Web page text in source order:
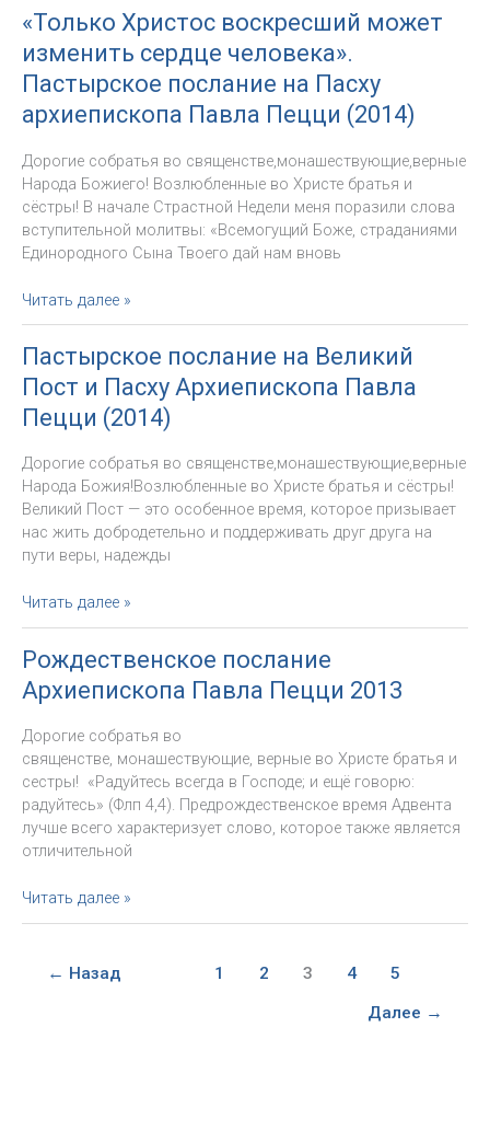
на
начало
нового
пастырского
Архиепископа
Пецци
(2014)
«Только Христос воскресший может
изменить сердце человека».
Пастырское послание на Пасху
архиепископа Павла Пецци (2014)
Дорогие собратья во священстве,монашествующие,верные
Народа Божиего! Возлюбленные во Христе братья и
сёстры! В начале Страстной Недели меня поразили слова
вступительной молитвы: «Всемогущий Боже, страданиями
Единородного Сына Твоего дай нам вновь
«Только
Христос
воскресший
может
изменить
сердце
человека».
Пастырское
послание
на
Пасху
архиепископа
Пецци
Читать далее »
Пастырское послание на Великий
Пост и Пасху Архиепископа Павла
Пецци (2014)
Дорогие собратья во священстве,монашествующие,верные
Народа Божия!Возлюбленные во Христе братья и сёстры!
Великий Пост — это особенное время, которое призывает
нас жить добродетельно и поддерживать друг друга на
пути веры, надежды
Пастырское
послание
на
Великий
Пост
Пасху
Архиепископа
Павла
Пецци
(2014)
Читать далее »
Рождественское послание
Архиепископа Павла Пецци 2013
Дорогие собратья во
священстве, монашествующие, верные во Христе братья и
сестры! «Радуйтесь всегда в Господе; и ещё говорю:
радуйтесь» (Флп 4,4). Предрождественское время Адвента
лучше всего характеризует слово, которое также является
отличительной
Рождественское
послание
Читать далее »
← Назад 1 2 3 4 5
Далее →